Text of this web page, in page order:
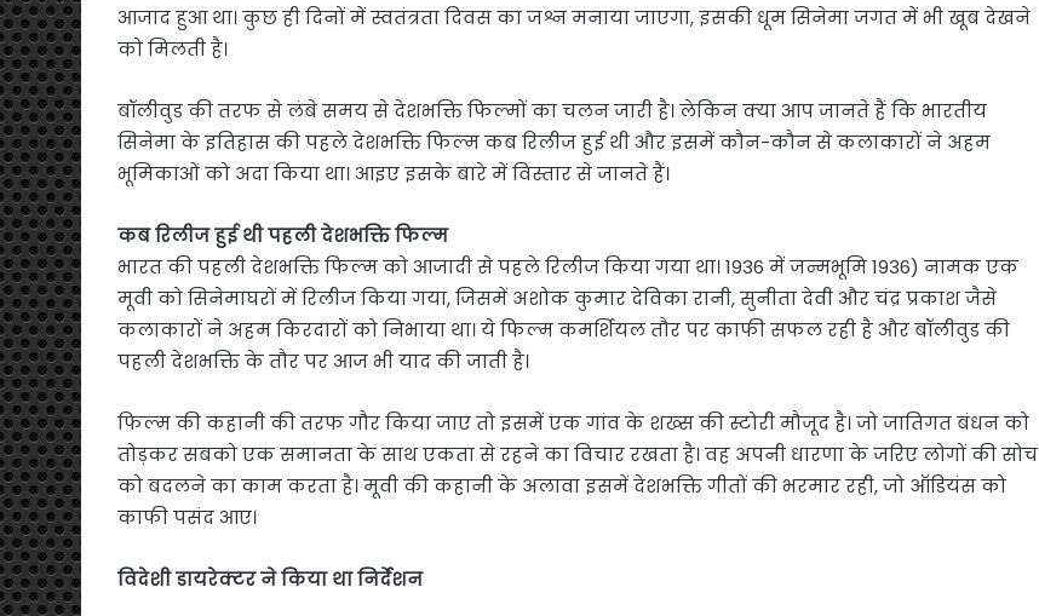
आजाद हुआ था। कुछ ही दिनों में स्वतंत्रता दिवस का जश्न मनाया जाएगा, इसकी धूम सिनेमा जगत में भी खूब देखने
को मिलती है।
बॉलीवुड की तरफ से लंबे समय से देशभक्ति फिल्मों का चलन जारी है। लेकिन क्या आप जानते हैं कि भारतीय
सिनेमा के इतिहास की पहले देशभक्ति फिल्म कब रिलीज हुई थी और इसमें कौन-कौन से कलाकारों ने अहम
भूमिकाओं को अदा किया था। आइए इसके बारे में विस्तार से जानते हैं।
कब रिलीज हुई थी पहली देशभक्ति फिल्म
भारत की पहली देशभक्ति फिल्म को आजादी से पहले रिलीज किया गया था। 1936 में जन्मभूमि 1936) नामक एक
मूवी को सिनेमाघरों में रिलीज किया गया, जिसमें अशोक कुमार देविका रानी, सुनीता देवी और चंद्र प्रकाश जैसे
कलाकारों ने अहम किरदारों को निभाया था। ये फिल्म कमर्शियल तौर पर काफी सफल रही है और बॉलीवुड की
पहली देशभक्ति के तौर पर आज भी याद की जाती है।
फिल्म की कहानी की तरफ गौर किया जाए तो इसमें एक गांव के शख्स की स्टोरी मौजूद है। जो जातिगत बंधन को
तोड़कर सबको एक समानता के साथ एकता से रहने का विचार रखता है। वह अपनी धारणा के जरिए लोगों की सोच
को बदलने का काम करता है। मूवी की कहानी के अलावा इसमें देशभक्ति गीतों की भरमार रही, जो ऑडियंस को
काफी पसंद आए।
विदेशी डायरेक्टर ने किया था निर्देशन